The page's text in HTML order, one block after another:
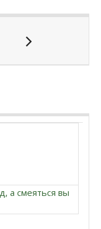
а смеяться вы